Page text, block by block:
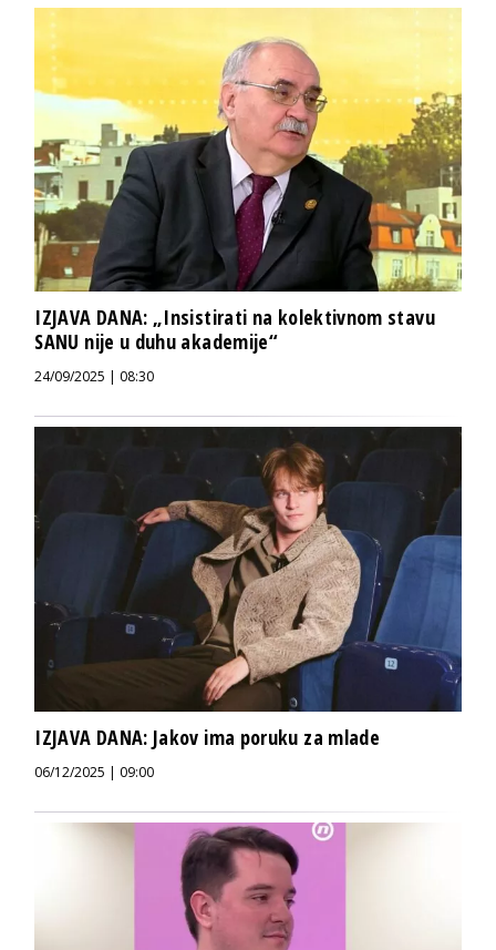
IZJAVA DANA: „Insistirati na kolektivnom stavu
SANU nije u duhu akademije“
24/09/2025 | 08:30
IZJAVA DANA: Jakov ima poruku za mlade
06/12/2025 | 09:00